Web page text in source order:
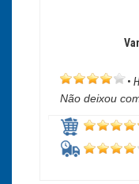
•
Não deixou